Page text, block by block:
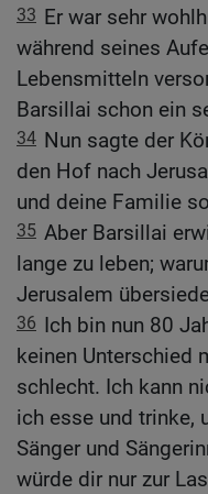
33 Er war sehr
während seines
Lebensmitteln
Barsillai schon ein
34 Nun sagte der
den Hof nach
und deine Familie
35 Aber Barsillai
lange zu leben;
Jerusalem
36 Ich bin nun 80
keinen Unterschied
schlecht. Ich kann
ich esse und trinke,
Sänger und
würde dir nur zur